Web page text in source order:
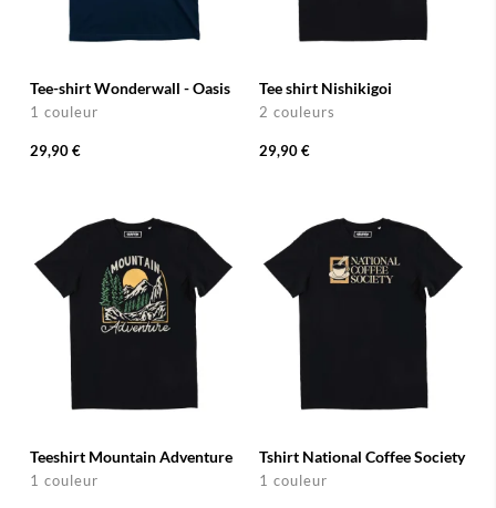
Tee-shirt Wonderwall - Oasis
1 couleur
29,90 €
Tee shirt Nishikigoi
2 couleurs
29,90 €
Teeshirt Mountain Adventure
1 couleur
Tshirt National Coffee Society
1 couleur